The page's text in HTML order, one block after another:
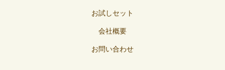
お試しセット
会社概要
お問い合わせ